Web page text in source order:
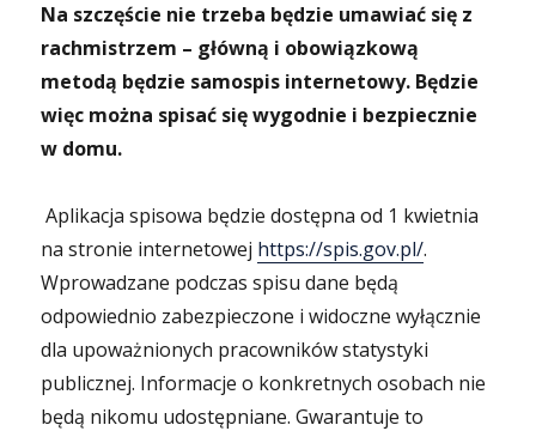
Na szczęście nie trzeba będzie umawiać się z
rachmistrzem – główną i obowiązkową
metodą będzie samospis internetowy. Będzie
więc można spisać się wygodnie i bezpiecznie
w domu.
Aplikacja spisowa będzie dostępna od 1 kwietnia
na stronie internetowej https://spis.gov.pl/.
Wprowadzane podczas spisu dane będą
odpowiednio zabezpieczone i widoczne wyłącznie
dla upoważnionych pracowników statystyki
publicznej. Informacje o konkretnych osobach nie
będą nikomu udostępniane. Gwarantuje to